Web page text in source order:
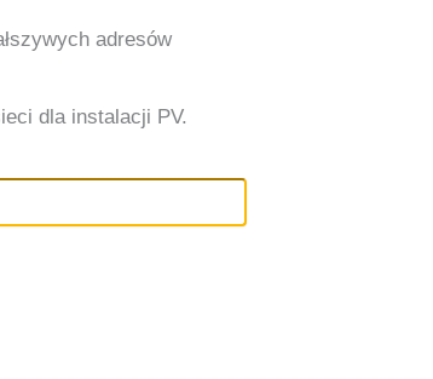
adresów
dla instalacji PV.